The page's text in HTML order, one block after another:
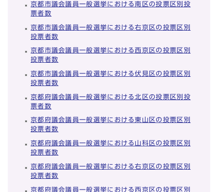
京都市議会議員一般選挙における南区の投票区別投
票者数
京都市議会議員一般選挙における右京区の投票区別
投票者数
京都市議会議員一般選挙における西京区の投票区別
投票者数
京都市議会議員一般選挙における伏見区の投票区別
投票者数
京都府議会議員一般選挙における北区の投票区別投
票者数
京都府議会議員一般選挙における東山区の投票区別
投票者数
京都府議会議員一般選挙における山科区の投票区別
投票者数
京都府議会議員一般選挙における右京区の投票区別
投票者数
京都府議会議員一般選挙における西京区の投票区別